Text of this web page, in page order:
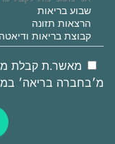
מאשר.ת קבלת
מ׳בחברה בריאה׳